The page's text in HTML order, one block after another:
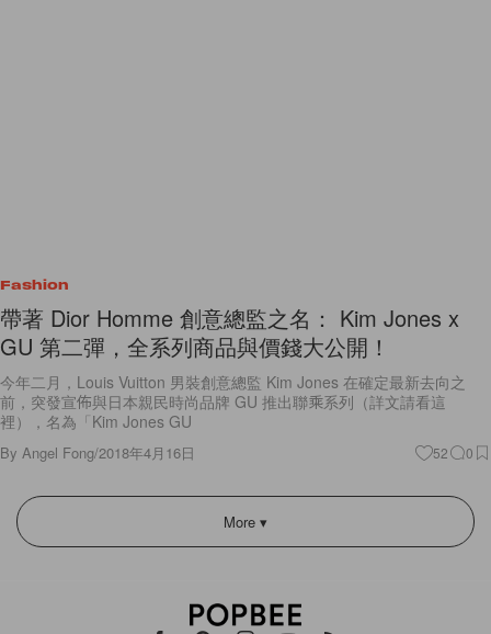
Fashion
帶著 Dior Homme 創意總監之名： Kim Jones x
GU 第二彈，全系列商品與價錢大公開！
今年二月，Louis Vuitton 男裝創意總監 Kim Jones 在確定最新去向之
前，突發宣佈與日本親民時尚品牌 GU 推出聯乘系列（詳文請看這
裡），名為「Kim Jones GU
By Angel Fong/2018年4月16日 52 0
More ▾